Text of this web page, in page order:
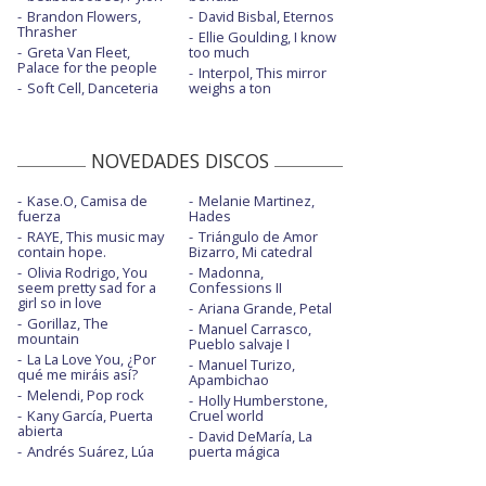
After the afterparty - en Jimmy Kimmel
Live
Always everywhere
Baby
Beg for you - con Rina Sawayama
Beg for you - con Rina Sawayama -
visualiser
Beg for you - Reading Festival 2022
Beg for you - Saturday Night Live | 2022
Bitches - con Tove Lo, Icona Pop, Elliphant,
ALMA
Blame it on your love - con Lizzo
Boys
Brandon Flowers,
Thrasher
Greta Van Fleet,
Palace for the people
Soft Cell, Danceteria
David Bisbal, Eternos
Ellie Goulding, I know
too much
Interpol, This mirror
weighs a ton
NOVEDADES DISCOS
Kase.O, Camisa de
fuerza
RAYE, This music may
contain hope.
Olivia Rodrigo, You
seem pretty sad for a
girl so in love
Gorillaz, The
mountain
La La Love You, ¿Por
qué me miráis así?
Melendi, Pop rock
Kany García, Puerta
abierta
Andrés Suárez, Lúa
Melanie Martinez,
Hades
Triángulo de Amor
Bizarro, Mi catedral
Madonna,
Confessions II
Ariana Grande, Petal
Manuel Carrasco,
Pueblo salvaje I
Manuel Turizo,
Apambichao
Holly Humberstone,
Cruel world
David DeMaría, La
puerta mágica